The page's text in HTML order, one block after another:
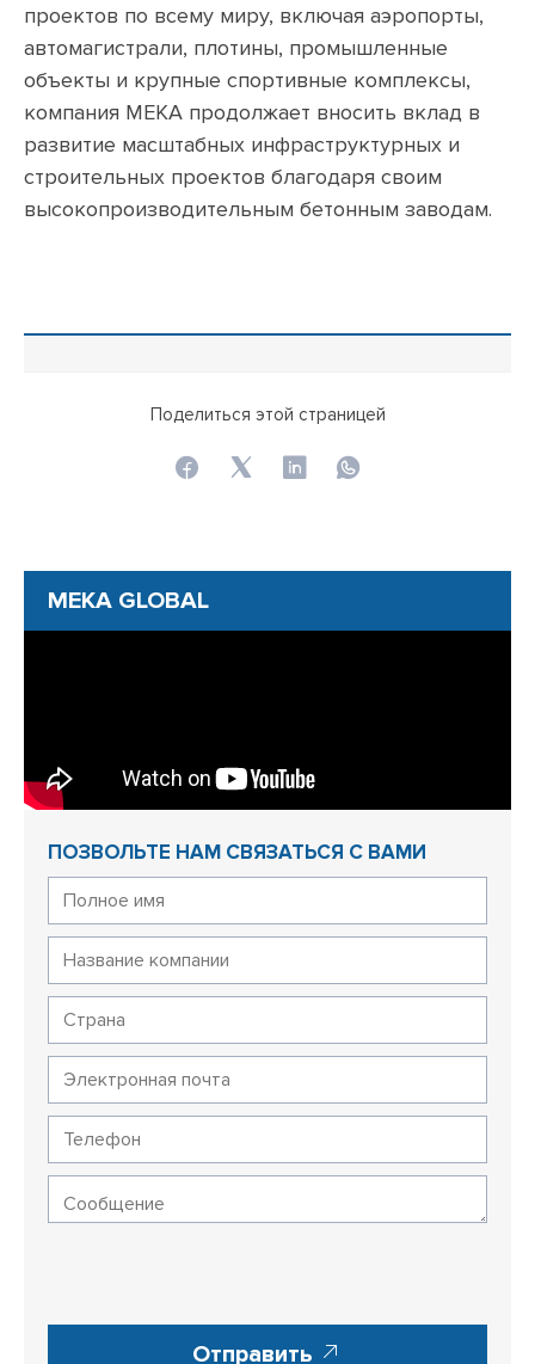
проектов по всему миру, включая аэропорты,
автомагистрали, плотины, промышленные
объекты и крупные спортивные комплексы,
компания MEKA продолжает вносить вклад в
развитие масштабных инфраструктурных и
строительных проектов благодаря своим
высокопроизводительным бетонным заводам.
Поделиться этой страницей
MEKA GLOBAL
ПОЗВОЛЬТЕ НАМ СВЯЗАТЬСЯ С ВАМИ
Отправить